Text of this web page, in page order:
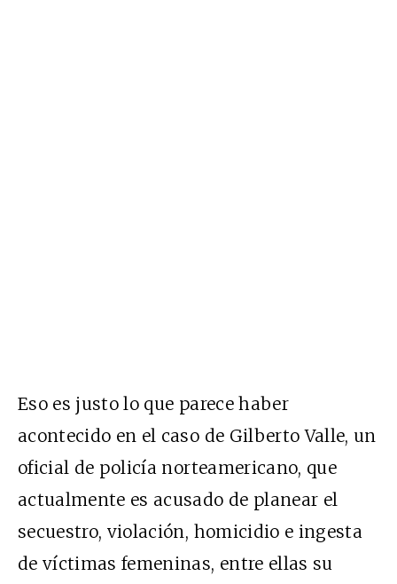
Eso es justo lo que parece haber
acontecido en el caso de Gilberto Valle, un
oficial de policía norteamericano, que
actualmente es acusado de planear el
secuestro, violación, homicidio e ingesta
de víctimas femeninas, entre ellas su